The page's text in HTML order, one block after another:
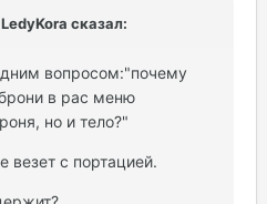
сказал:
вопросом:"почему
в рас меню
но и тело?"
везет с портацией.